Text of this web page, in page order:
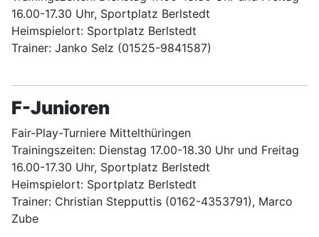
16.00-17.30 Uhr, Sportplatz Berlstedt
Heimspielort: Sportplatz Berlstedt
Trainer: Janko Selz (01525-9841587)
F-Junioren
Fair-Play-Turniere Mittelthüringen
Trainingszeiten: Dienstag 17.00-18.30 Uhr und Freitag
16.00-17.30 Uhr, Sportplatz Berlstedt
Heimspielort: Sportplatz Berlstedt
Trainer: Christian Stepputtis (0162-4353791), Marco
Zube